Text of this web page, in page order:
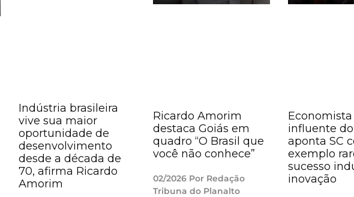
Indústria brasileira
vive sua maior
oportunidade de
desenvolvimento
desde a década de
70, afirma Ricardo
Amorim
Ricardo Amorim
destaca Goiás em
quadro “O Brasil que
você não conhece”
02/2026 Por Redação
Tribuna do Planalto
influente do
aponta SC
exemplo
sucesso
inovação